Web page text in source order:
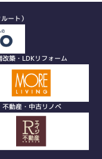
ート）
改築・LDKリフォーム
不動産・中古リノベ